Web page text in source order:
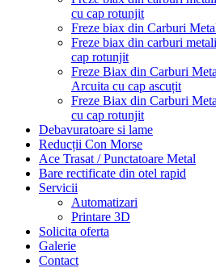
cu cap rotunjit
Freze biax din Carburi
Freze biax din carburi
cap rotunjit
Freze Biax din Carburi
Arcuita cu cap ascuțit
Freze Biax din Carburi
cu cap rotunjit
Debavuratoare si lame
Reducții Con Morse
Ace Trasat / Punctatoare Metal
Bare rectificate din otel rapid
Servicii
Automatizari
Printare 3D
Solicita oferta
Galerie
Contact